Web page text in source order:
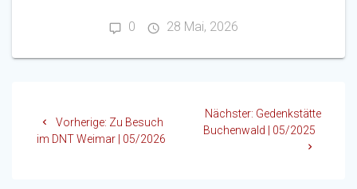
0 28 Mai, 2026
Vorherige: Vorheriger
Beitrag:
Zu Besuch
im DNT Weimar | 05/2026
Nächster: Nächster
Beitrag:
Gedenkstätte
Buchenwald | 05/2025